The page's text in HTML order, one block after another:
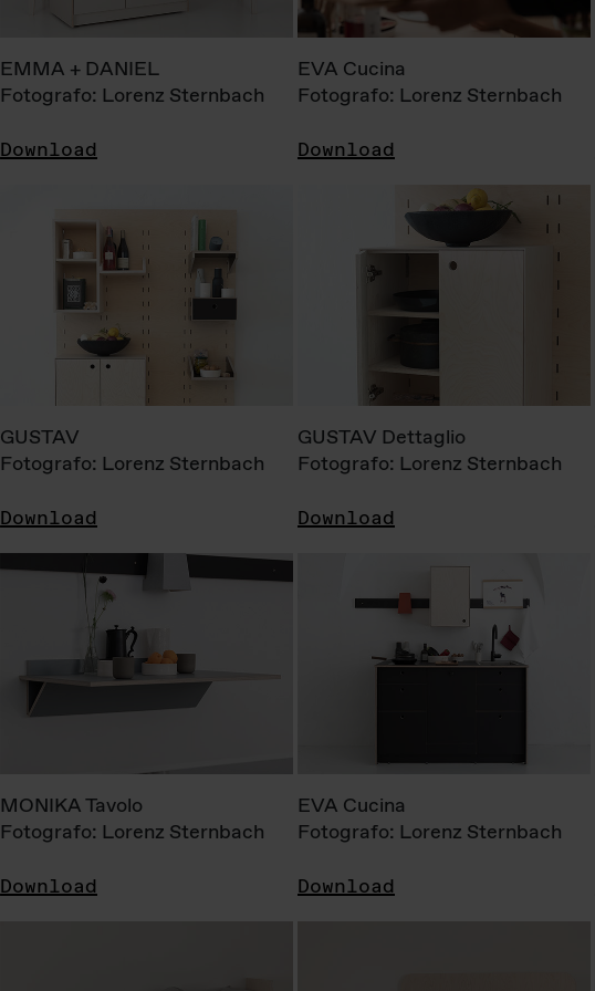
EMMA + DANIEL
Fotografo: Lorenz Sternbach
Download
EVA Cucina
Fotografo: Lorenz Sternbach
Download
GUSTAV
Fotografo: Lorenz Sternbach
Download
GUSTAV Dettaglio
Fotografo: Lorenz Sternbach
Download
MONIKA Tavolo
Fotografo: Lorenz Sternbach
Download
EVA Cucina
Fotografo: Lorenz Sternbach
Download